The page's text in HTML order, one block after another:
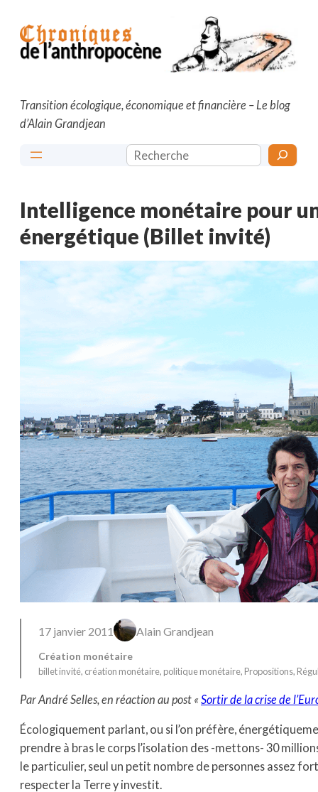
contenu
Transition écologique, économique et financière – Le blog
d’Alain Grandjean
Rechercher
Intelligence monétaire pour
énergétique (Billet invité)
17 janvier 2011 Alain Grandjean
Création monétaire
billet invité, création monétaire, politique monétaire, Propositions,
Par André Selles, en réaction au post « Sortir de la crise de
Écologiquement parlant, ou si l’on préfère,
prendre à bras le corps l’isolation des -mettons- 30
le particulier, seul un petit nombre de personnes assez
respecter la Terre y investit.